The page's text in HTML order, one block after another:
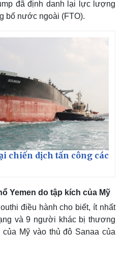
đã định danh lại lực lượng
bố nước ngoài (FTO).
chiến dịch tấn công các
Yemen do tập kích của Mỹ
điều hành cho biết, ít nhất
và 9 người khác bị thương
Mỹ vào thủ đô Sanaa của